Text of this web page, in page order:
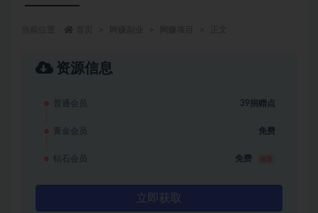
资源信息
普通会员 39捐赠点
黄金会员 免费
钻石会员 免费
立即获取